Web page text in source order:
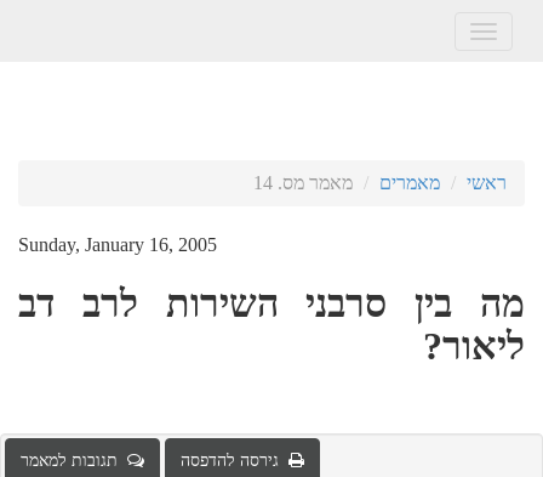
Toggle
ראשי מאמרים מאמר מס. 14
Sunday, January 16, 2005
מה בין סרבני השירות לרב דב
ליאור?
גירסה להדפסה תגובות למאמר